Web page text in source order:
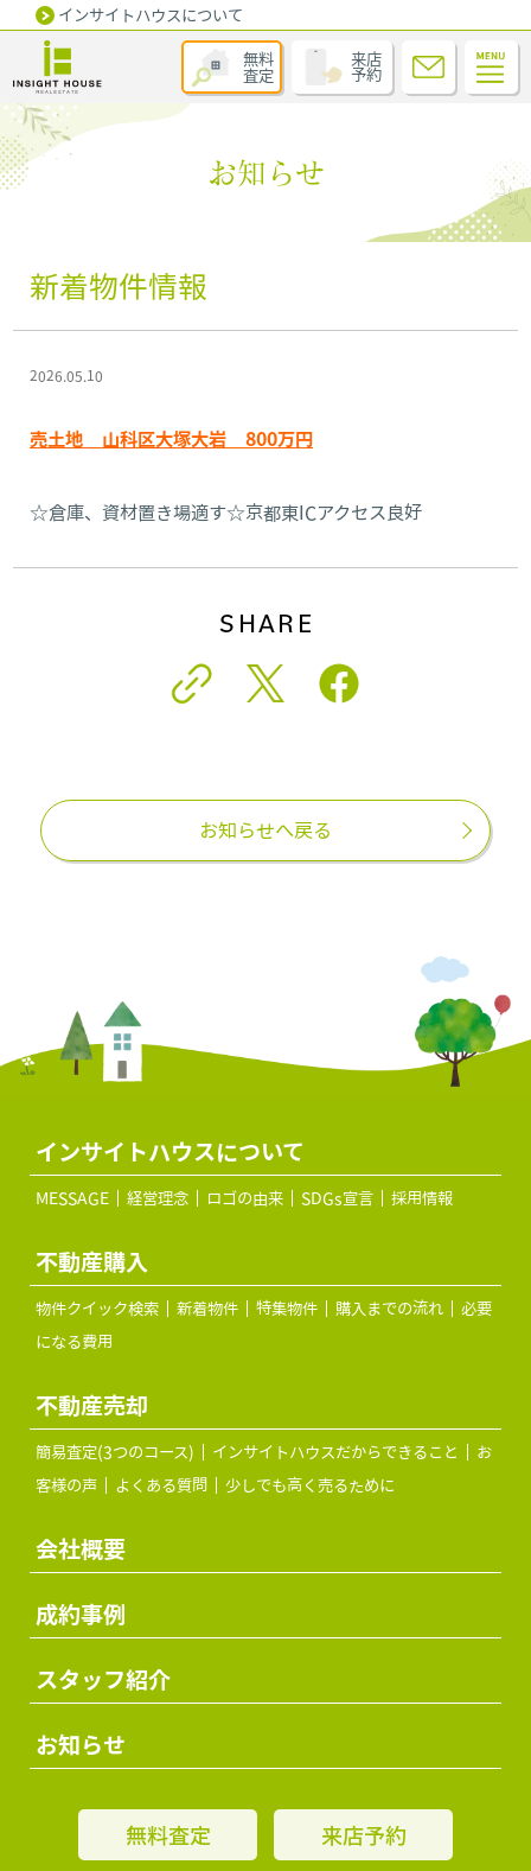
無料
査定
来店
予約
インサイトハウスについて
お知らせ
新着物件情報
2026.05.10
売土地 山科区大塚大岩 800万円
☆倉庫、資材置き場適す☆京都東ICアクセス良好
SHARE
お知らせへ戻る
インサイトハウスについて
MESSAGE 経営理念 ロゴの由来 SDGs宣言 採用情報
不動産購入
物件クイック検索 新着物件 特集物件 購入までの流れ
必要
になる費用
不動産売却
簡易査定(3つのコース) インサイトハウスだからできること
お
客様の声
よくある質問 少しでも高く売るために
会社概要
成約事例
スタッフ紹介
お知らせ
無料査定 来店予約